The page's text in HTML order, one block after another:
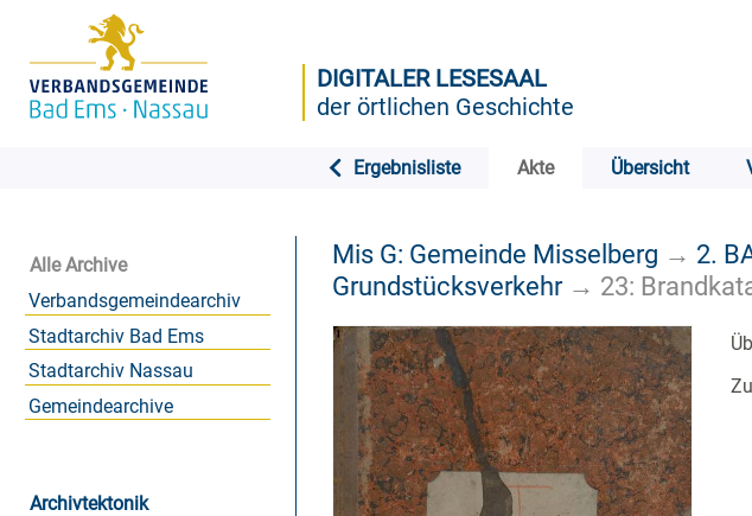
DIGITALER LESESAAL
der örtlichen Geschichte
Ergebnisliste Akte Übersicht
Alle Archive
Verbandsgemeindearchiv
Stadtarchiv Bad Ems
Stadtarchiv Nassau
Gemeindearchive
Archivtektonik
Mis G: Gemeinde Misselberg → 2.
Grundstücksverkehr→ 23: